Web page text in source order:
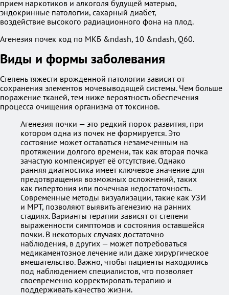
прием наркотиков и алкоголя будущей матерью,
эндокринные патологии, сахарный диабет,
воздействие высокого радиационного фона на плод.
Агенезия почек код по МКБ &ndash, 10 &ndash, Q60.
Виды и формы заболевания
Степень тяжести врожденной патологии зависит от
сохранения элементов мочевыводящей системы. Чем больше
поражение тканей, тем ниже вероятность обеспечения
процесса очищения организма от токсинов.
Агенезия почки — это редкий порок развития, при
котором одна из почек не формируется. Это
состояние может оставаться незамеченным на
протяжении долгого времени, так как вторая почка
зачастую компенсирует её отсутствие. Однако
ранняя диагностика имеет ключевое значение для
предотвращения возможных осложнений, таких
как гипертония или почечная недостаточность.
Современные методы визуализации, такие как УЗИ
и МРТ, позволяют выявить агенезию на ранних
стадиях. Варианты терапии зависят от степени
выраженности симптомов и состояния оставшейся
почки. В некоторых случаях достаточно
наблюдения, в других — может потребоваться
медикаментозное лечение или даже хирургическое
вмешательство. Важно, чтобы пациенты находились
под наблюдением специалистов, что позволяет
своевременно корректировать терапию и
поддерживать качество жизни.